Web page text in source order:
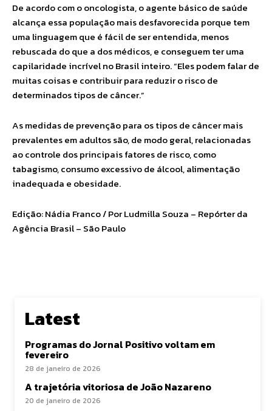
De acordo com o oncologista, o agente básico de saúde
alcança essa população mais desfavorecida porque tem
uma linguagem que é fácil de ser entendida, menos
rebuscada do que a dos médicos, e conseguem ter uma
capilaridade incrível no Brasil inteiro. “Eles podem falar de
muitas coisas e contribuir para reduzir o risco de
determinados tipos de câncer.”
As medidas de prevenção para os tipos de câncer mais
prevalentes em adultos são, de modo geral, relacionadas
ao controle dos principais fatores de risco, como
tabagismo, consumo excessivo de álcool, alimentação
inadequada e obesidade.
Edição: Nádia Franco / Por Ludmilla Souza – Repórter da
Agência Brasil – São Paulo
Latest
Programas do Jornal Positivo voltam em
fevereiro
28 de janeiro de 2026
A trajetória vitoriosa de João Nazareno
20 de janeiro de 2026